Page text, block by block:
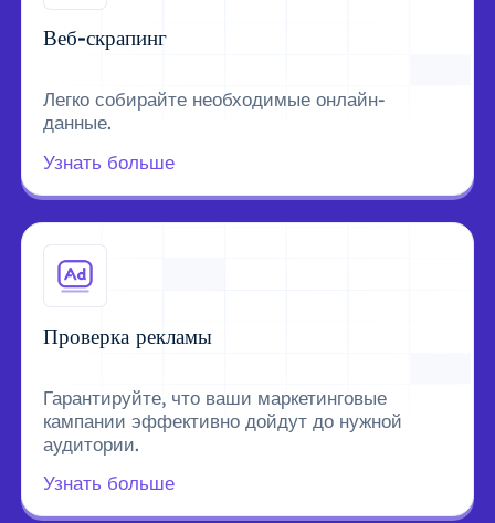
Веб-скрапинг
Легко собирайте необходимые онлайн-
данные.
Узнать больше
Проверка рекламы
Гарантируйте, что ваши маркетинговые
кампании эффективно дойдут до нужной
аудитории.
Узнать больше